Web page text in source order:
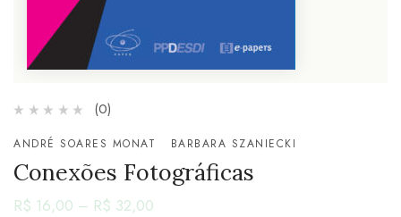
(0)
ANDRÉ SOARES MONAT BARBARA SZANIECKI
Conexões Fotográficas
R$ 16,00 – R$ 32,00